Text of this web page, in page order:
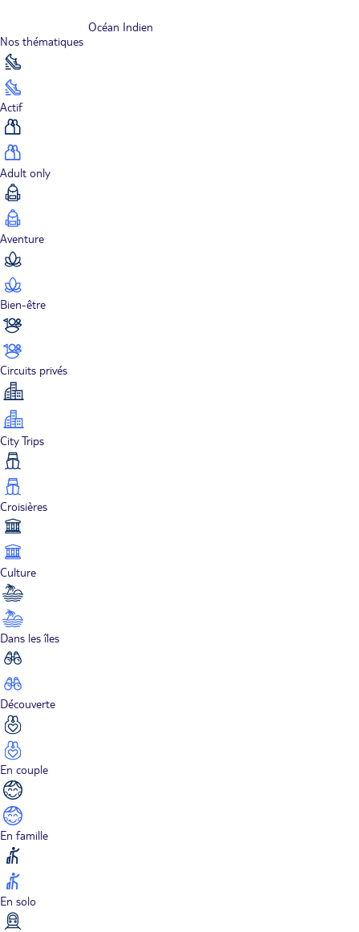
Océan Indien
Nos thématiques
Actif
Adult only
Aventure
Bien-être
Circuits privés
City Trips
Croisières
Culture
Dans les îles
Découverte
En couple
En famille
En solo